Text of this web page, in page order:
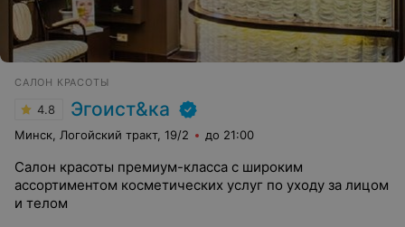
САЛОН КРАСОТЫ
4.8 Эгоист&ка
Минск, Логойский тракт, 19/2 до 21:00
Салон красоты премиум-класса с широким
ассортиментом косметических услуг по уходу за лицом
и телом